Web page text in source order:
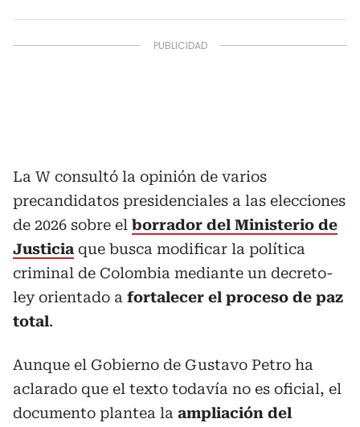
La W consultó la opinión de varios
precandidatos presidenciales a las elecciones
de 2026 sobre el borrador del Ministerio de
Justicia que busca modificar la política
criminal de Colombia mediante un decreto-
ley orientado a fortalecer el proceso de paz
total.
Aunque el Gobierno de Gustavo Petro ha
aclarado que el texto todavía no es oficial, el
documento plantea la ampliación del